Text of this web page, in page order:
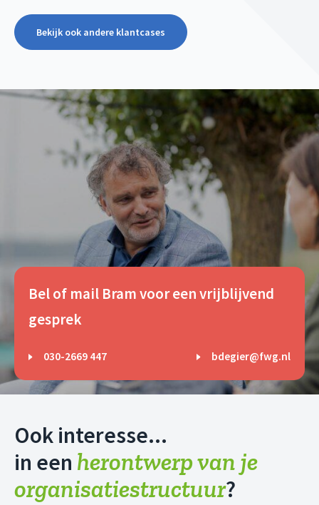
Bekijk ook andere klantcases
Bel of mail Bram voor een vrijblijvend
gesprek
030-2669 447 bdegier@fwg.nl
Ook interesse...
in een herontwerp van je
organisatiestructuur?